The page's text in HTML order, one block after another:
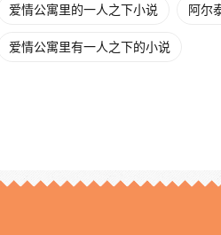
爱情公寓里的一人之下小说 阿尔
爱情公寓里有一人之下的小说